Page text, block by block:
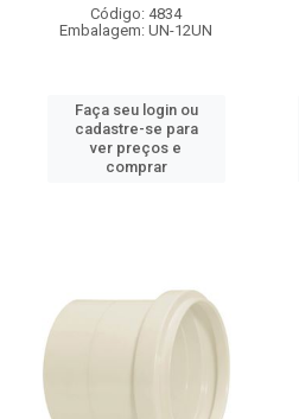
Código: 4834
Embalagem: UN-12UN
Faça seu login ou
cadastre-se para
ver preços e
comprar